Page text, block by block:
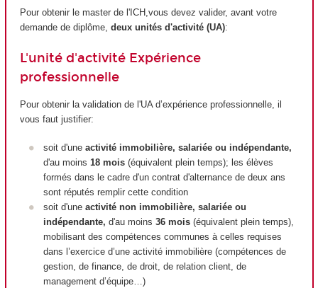
Pour obtenir le master de l'ICH,vous devez valider, avant votre
demande de diplôme, deux unités d'activité (UA):
L'unité d'activité Expérience
professionnelle
Pour obtenir la validation de l'UA d’expérience professionnelle, il
vous faut justifier:
soit d'une activité immobilière, salariée ou indépendante,
d'au moins 18 mois (équivalent plein temps); les élèves
formés dans le cadre d'un contrat d'alternance de deux ans
sont réputés remplir cette condition
soit d'une activité non immobilière, salariée ou
indépendante, d'au moins 36 mois(équivalent plein temps),
mobilisant des compétences communes à celles requises
dans l’exercice d’une activité immobilière (compétences de
gestion, de finance, de droit, de relation client, de
management d’équipe…)